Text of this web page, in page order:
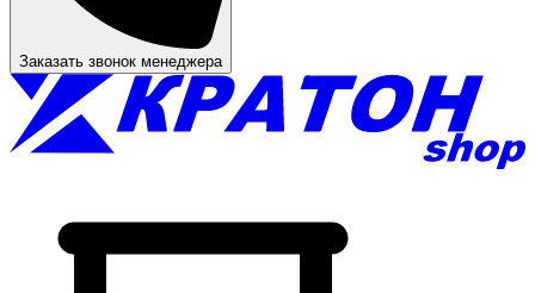
Заказать звонок менеджера